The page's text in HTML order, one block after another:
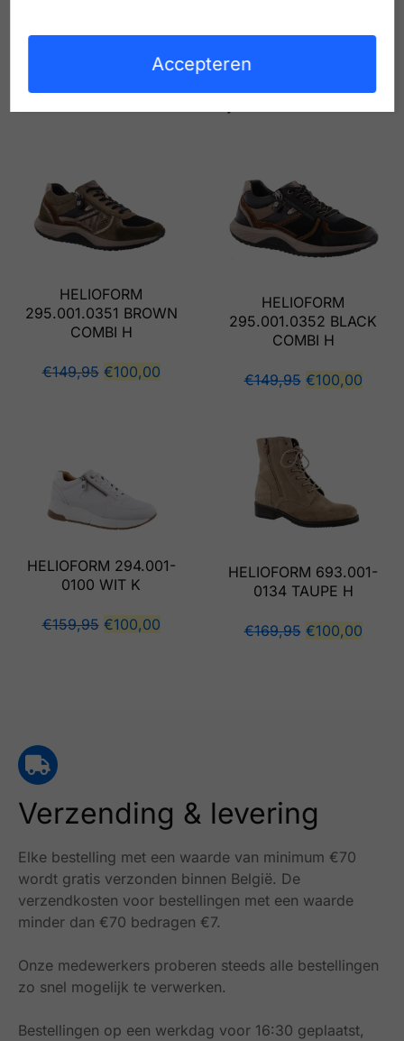
Gerelateerde producten
HELIOFORM
295.001.0351 BROWN
COMBI H
€149,95 €100,00
HELIOFORM
295.001.0352 BLACK
COMBI H
€149,95 €100,00
HELIOFORM 294.001-
0100 WIT K
€159,95 €100,00
HELIOFORM 693.001-
0134 TAUPE H
€169,95 €100,00
Verzending & levering
Elke bestelling met een waarde van minimum €70
wordt gratis verzonden binnen België. De
verzendkosten voor bestellingen met een waarde
minder dan €70 bedragen €7.
Onze medewerkers proberen steeds alle bestellingen
zo snel mogelijk te verwerken.
Bestellingen op een werkdag voor 16:30 geplaatst,
Accepteren